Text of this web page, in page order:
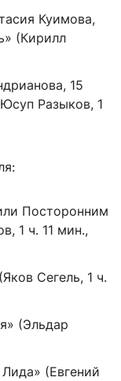
Куимова,
(Кирилл
15
Разыков, 1
Посторонним
1 ч. 11 мин.,
Сегель, 1 ч.
(Эльдар
(Евгений